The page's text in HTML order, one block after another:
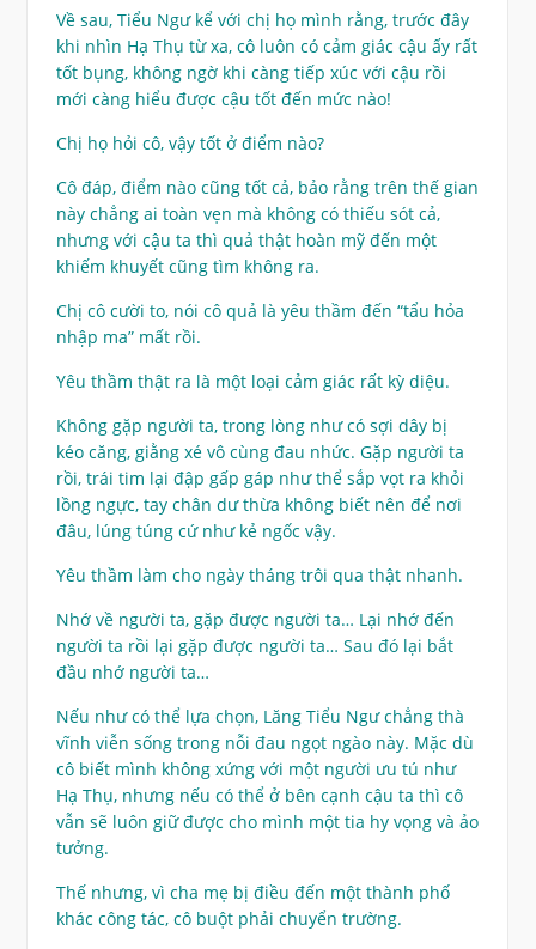
Về sau, Tiểu Ngư kể với chị họ mình rằng, trước đây
khi nhìn Hạ Thụ từ xa, cô luôn có cảm giác cậu ấy rất
tốt bụng, không ngờ khi càng tiếp xúc với cậu rồi
mới càng hiểu được cậu tốt đến mức nào!
Chị họ hỏi cô, vậy tốt ở điểm nào?
Cô đáp, điểm nào cũng tốt cả, bảo rằng trên thế gian
này chẳng ai toàn vẹn mà không có thiếu sót cả,
nhưng với cậu ta thì quả thật hoàn mỹ đến một
khiếm khuyết cũng tìm không ra.
Chị cô cười to, nói cô quả là yêu thầm đến “tẩu hỏa
nhập ma” mất rồi.
Yêu thầm thật ra là một loại cảm giác rất kỳ diệu.
Không gặp người ta, trong lòng như có sợi dây bị
kéo căng, giằng xé vô cùng đau nhức. Gặp người ta
rồi, trái tim lại đập gấp gáp như thể sắp vọt ra khỏi
lồng ngực, tay chân dư thừa không biết nên để nơi
đâu, lúng túng cứ như kẻ ngốc vậy.
Yêu thầm làm cho ngày tháng trôi qua thật nhanh.
Nhớ về người ta, gặp được người ta… Lại nhớ đến
người ta rồi lại gặp được người ta… Sau đó lại bắt
đầu nhớ người ta…
Nếu như có thể lựa chọn, Lăng Tiểu Ngư chẳng thà
vĩnh viễn sống trong nỗi đau ngọt ngào này. Mặc dù
cô biết mình không xứng với một người ưu tú như
Hạ Thụ, nhưng nếu có thể ở bên cạnh cậu ta thì cô
vẫn sẽ luôn giữ được cho mình một tia hy vọng và ảo
tưởng.
Thế nhưng, vì cha mẹ bị điều đến một thành phố
khác công tác, cô buột phải chuyển trường.